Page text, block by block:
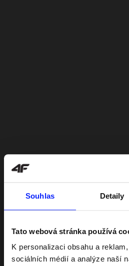
Souhlas Detaily
Tato webová stránka používá
K personalizaci obsahu a
sociálních médií a analýze naší